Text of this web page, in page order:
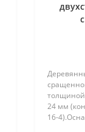
толщиной
24 мм
16-